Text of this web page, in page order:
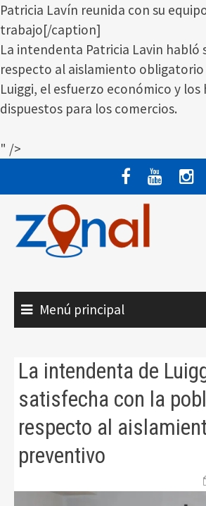
Patricia Lavín reunida con su
trabajo[/caption]
La intendenta Patricia Lavin habló
respecto al aislamiento
Luiggi, el esfuerzo económico y los
dispuestos para los comercios.
" />
contenido
Menú principal
La intendenta de
satisfecha con la
respecto al
preventivo